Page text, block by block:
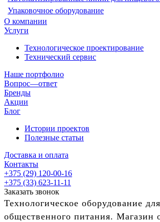
Упаковочное оборудование
О компании
Услуги
Технологическое проектирование
Технический сервис
Наше портфолио
Вопрос—ответ
Бренды
Акции
Блог
Истории проектов
Полезные статьи
Доставка и оплата
Контакты
+375 (29) 120-00-16
+375 (33) 623-11-11
Заказать звонок
Технологическое оборудование
общественного питания. Магазин